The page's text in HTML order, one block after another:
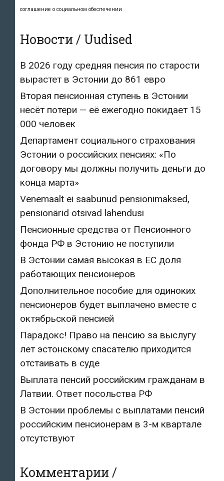
соглашение о социальном обеспечении
Новости / Uudised
В 2026 году средняя пенсия по старости
вырастет в Эстонии до 861 евро
Вторая пенсионная ступень в Эстонии
несёт потери — её ежегодно покидает 15
000 человек
Департамент социального страхования
Эстонии о российских пенсиях: «По
договору мы должны получить деньги до
конца марта»
Venemaalt ei saabunud pensionimaksed,
pensionärid otsivad lahendusi
Пенсионные средства от Пенсионного
фонда РФ в Эстонию не поступили
В Эстонии самая высокая в ЕС доля
работающих пенсионеров
Дополнительное пособие для одиноких
пенсионеров будет выплачено вместе с
октябрьской пенсией
Парадокс! Право на пенсию за выслугу
лет эстонскому спасателю приходится
отстаивать в суде
Выплата пенсий российским гражданам в
Латвии. Ответ посольства РФ
В Эстонии проблемы с выплатами пенсий
российским пенсионерам в 3-м квартале
отсутствуют
Комментарии /